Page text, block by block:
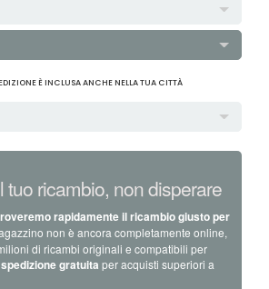
È INCLUSA ANCHE NELLA TUA CITTÀ
tuo ricambio, non disperare
rapidamente il ricambio giusto per
non è ancora completamente online,
di ricambi originali e compatibili per
gratuita per acquisti superiori a